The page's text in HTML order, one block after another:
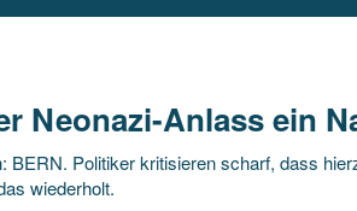
Neonazi-Anlass ein
BERN. Politiker kritisieren scharf, dass
wiederholt.